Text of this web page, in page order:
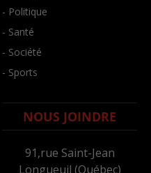
- Politique
- Santé
- Société
- Sports
NOUS JOINDRE
91,rue Saint-Jean
Longueuil (Québec)